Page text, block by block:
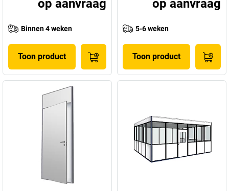
op aanvraag
Binnen 4 weken
Toon product
op aanvraag
5-6 weken
Toon product